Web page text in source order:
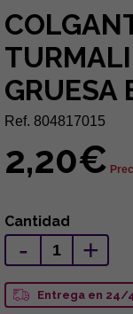
GRUESA
Ref. 804817015
2,20€
Cantidad
- +
Entrega en 24/